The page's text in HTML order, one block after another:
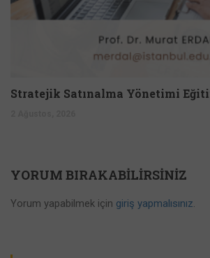
YORUM BIRAKABILIRSINIZ
Yorum yapabilmek için giriş yapmalısınız.